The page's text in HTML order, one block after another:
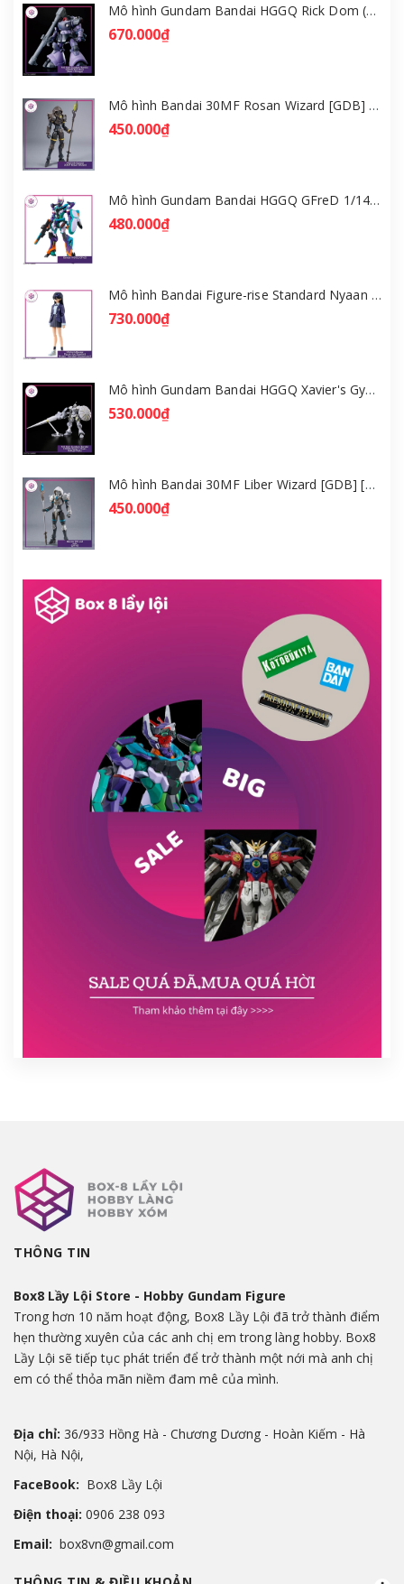
Mô hình Gundam Bandai HGGQ Rick Dom (Gaia / Ortega) 1/144 [GDB] [BHG]
670.000₫
Mô hình Bandai 30MF Rosan Wizard [GDB] [30MF]
450.000₫
Mô hình Gundam Bandai HGGQ GFreD 1/144 [GDB] [BHG]
480.000₫
Mô hình Bandai Figure-rise Standard Nyaan - Gundam GQuuuuuuX [GDB] [FRS]
730.000₫
Mô hình Gundam Bandai HGGQ Xavier's Gyan Hakuji-Packs 1/144 [GDB] [BHG]
530.000₫
Mô hình Bandai 30MF Liber Wizard [GDB] [30MF]
450.000₫
THÔNG TIN
Box8 Lầy Lội Store - Hobby Gundam Figure
Trong hơn 10 năm hoạt động, Box8 Lầy Lội đã trở thành điểm
hẹn thường xuyên của các anh chị em trong làng hobby. Box8
Lầy Lội sẽ tiếp tục phát triển để trở thành một nới mà anh chị
em có thể thỏa mãn niềm đam mê của mình.
Địa chỉ: 36/933 Hồng Hà - Chương Dương - Hoàn Kiếm - Hà
Nội, Hà Nội,
FaceBook: Box8 Lầy Lội
Điện thoại: 0906 238 093
Email: box8vn@gmail.com